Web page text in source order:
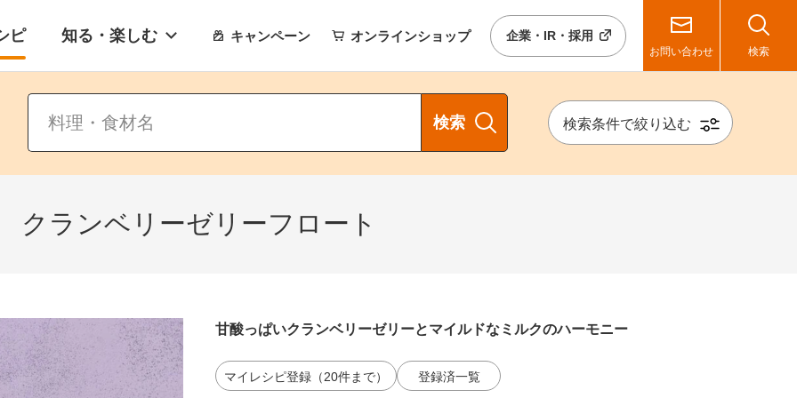
ピ 知る・楽しむ キャンペーン オンラインショップ 企業・IR・採用
お問い合わせ 検索
検索 検索条件で絞り込む
クランベリーゼリーフロート
甘酸っぱいクランベリーゼリーとマイルドなミルクのハーモニー
マイレシピ登録（20件まで） 登録済一覧